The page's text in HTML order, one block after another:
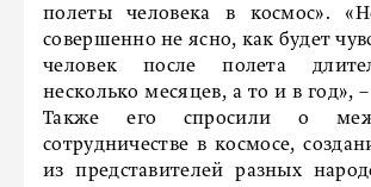
полеты человека в космос».
совершенно не ясно, как будет
человек после полета
несколько месяцев, а то и в год»,
Также его спросили о
сотрудничестве в космосе,
из представителей разных